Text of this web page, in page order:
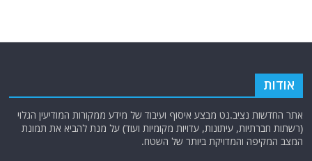
אודות
אתר החדשות נציב.נט מבצע איסוף ועיבוד של מידע ממקורות המודיעין הגלוי
(רשתות חברתיות, עיתונות, עדויות מקומיות ועוד) על מנת להביא את תמונת
המצב המקיפה והמדויקת ביותר של השטח.